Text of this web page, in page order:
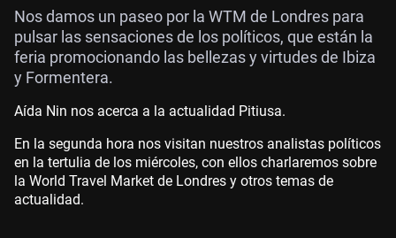
Nos damos un paseo por la WTM de Londres para
pulsar las sensaciones de los políticos, que están la
feria promocionando las bellezas y virtudes de Ibiza
y Formentera.
Aída Nin nos acerca a la actualidad Pitiusa.
En la segunda hora nos visitan nuestros analistas políticos
en la tertulia de los miércoles, con ellos charlaremos sobre
la World Travel Market de Londres y otros temas de
actualidad.